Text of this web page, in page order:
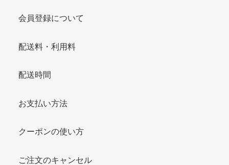
会員登録について
配送料・利用料
配送時間
お支払い方法
クーポンの使い方
ご注文のキャンセル